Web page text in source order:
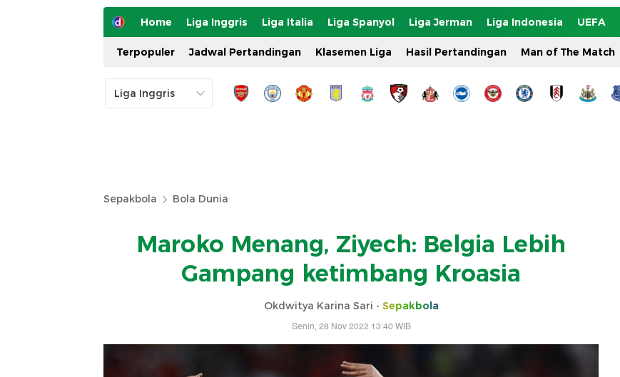
Home Liga Inggris Liga Italia Liga Spanyol Liga Jerman Liga Indonesia UEFA
Terpopuler Jadwal Pertandingan Klasemen Liga Hasil Pertandingan Man of The Match
Sepakbola Bola Dunia
Maroko Menang, Ziyech: Belgia Lebih
Gampang ketimbang Kroasia
Okdwitya Karina Sari - Sepakbola
Senin, 28 Nov 2022 13:40 WIB